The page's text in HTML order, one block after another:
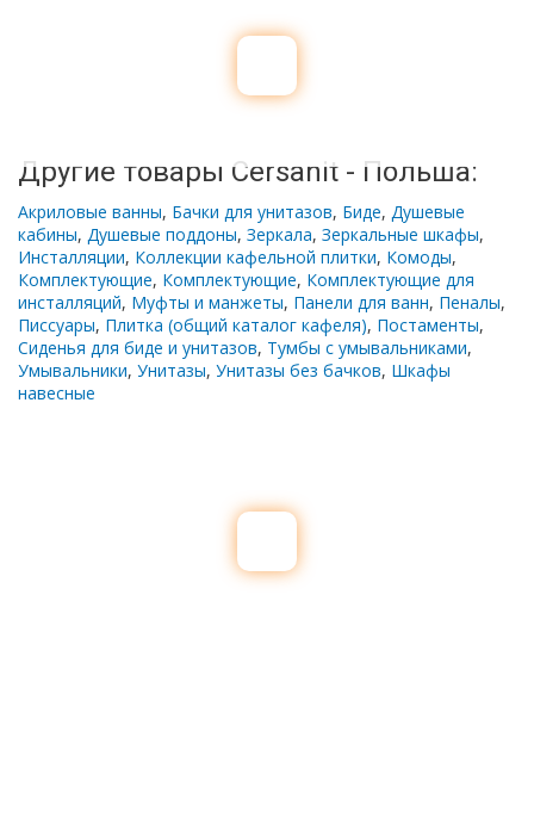
Другие товары Cersanit - Польша:
Акриловые ванны, Бачки для унитазов, Биде, Душевые
кабины, Душевые поддоны, Зеркала, Зеркальные шкафы,
Инсталляции, Коллекции кафельной плитки, Комоды,
Комплектующие, Комплектующие, Комплектующие для
инсталляций, Муфты и манжеты, Панели для ванн, Пеналы,
Писсуары, Плитка (общий каталог кафеля), Постаменты,
Сиденья для биде и унитазов, Тумбы с умывальниками,
Умывальники, Унитазы, Унитазы без бачков, Шкафы
навесные